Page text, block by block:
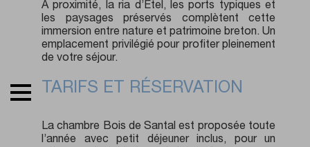
À proximité, la ria d’Étel, les ports typiques et
les paysages préservés complètent cette
immersion entre nature et patrimoine breton. Un
emplacement privilégié pour profiter pleinement
de votre séjour.
TARIFS ET RÉSERVATION
La chambre Bois de Santal est proposée toute
l’année avec petit déjeuner inclus, pour un